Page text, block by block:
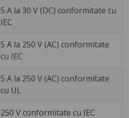
5 A la 30 V (DC) conformitate cu
IEC
5 A la 250 V (AC) conformitate
cu IEC
5 A la 250 V (AC) conformitate
cu UL
250 V conformitate cu IEC